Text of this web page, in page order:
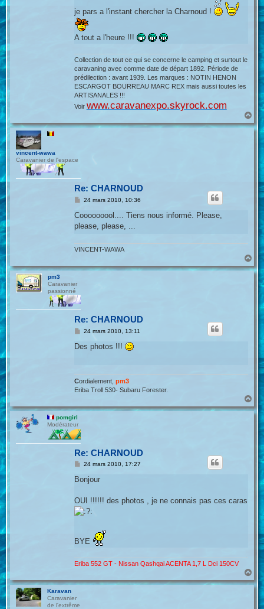
g
e
je pars a l'instant chercher la Charnoud !
A tout a l'heure !!!
Collection de tout ce qui se concerne le camping et surtout le
caravaning avec comme date de départ 1892. Période de
prédilection : avant 1939. Les marques : NOTIN HENON
ESCARGOT BOURREAU MARC REX mais aussi toutes les
ARTISANALES !!!
Voir www.caravanexpo.skyrock.com
a
u
vincent-wawa
Caravanier de l'espace
Re: CHARNOUD
M
s
a
24 mars 2010, 10:36
Cooooooool.... Tiens nous informé. Please,
please, please, ...
VINCENT-WAWA
a
u
pm3
Caravanier
passionné
Re: CHARNOUD
M
s
24 mars 2010, 13:11
Des photos !!!
Cordialement, pm3
Eriba Troll 530- Subaru Forester.
a
u
pomgirl
Modérateur
Re: CHARNOUD
M
s
g
e
24 mars 2010, 17:27
Bonjour
OUI !!!!!! des photos , je ne connais pas ces caras
BYE
Eriba 552 GT - Nissan Qashqai ACENTA 1,7 L Dci 150CV
a
u
Karavan
Caravanier
de l'extrême